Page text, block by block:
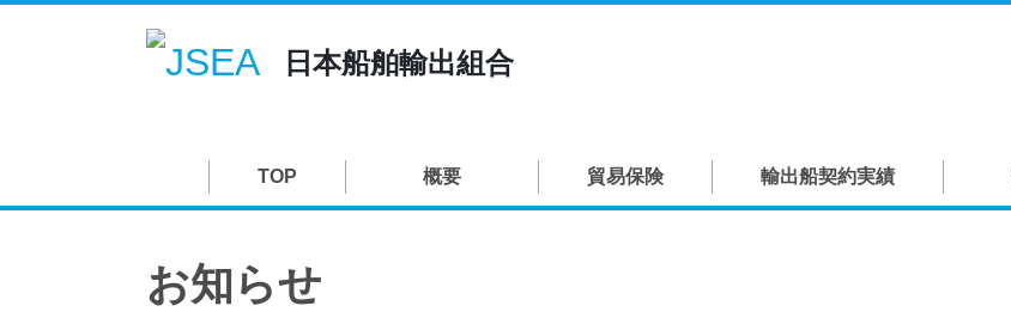
日本船舶輸出組合
TOP 概要 貿易保険 輸出船契約実績
お知らせ